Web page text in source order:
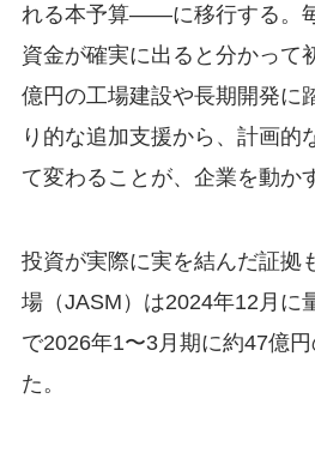
れる本予算——に移行する。
資金が確実に出ると分かって
億円の工場建設や長期開発に
り的な追加支援から、計画的
て変わることが、企業を動か
投資が実際に実を結んだ証拠
場（JASM）は2024年12月に
で2026年1〜3月期に約47億
た。